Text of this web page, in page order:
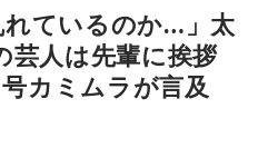
93得点を挙げ、日本代表では
るなど活躍を見せ、1993年に
場しました。2002年に現役
としてメディアでの活動の
す。
れているのか…」太
芸人は先輩に挨拶
カミムラが言及